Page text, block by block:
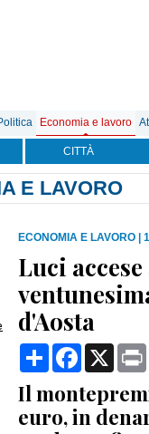
Economia e lavoro
CITTÀ
E LAVORO
ECONOMIA E LAVORO
Luci
d'Aosta
CondividiFacebook
X
Il
euro, in